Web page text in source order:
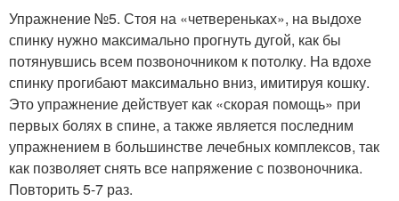
Упражнение №5. Стоя на «четвереньках», на выдохе
спинку нужно максимально прогнуть дугой, как бы
потянувшись всем позвоночником к потолку. На вдохе
спинку прогибают максимально вниз, имитируя кошку.
Это упражнение действует как «скорая помощь» при
первых болях в спине, а также является последним
упражнением в большинстве лечебных комплексов, так
как позволяет снять все напряжение с позвоночника.
Повторить 5-7 раз.